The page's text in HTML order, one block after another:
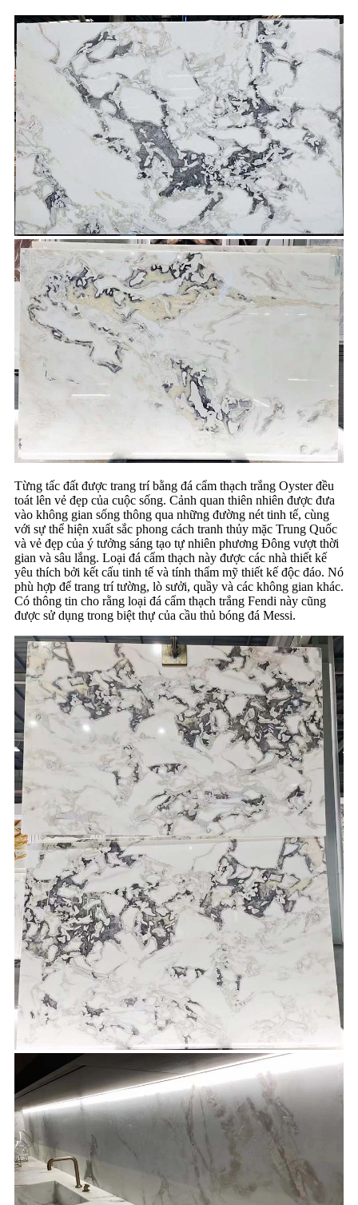
Từng tấc đất được trang trí bằng đá cẩm thạch trắng Oyster đều
toát lên vẻ đẹp của cuộc sống. Cảnh quan thiên nhiên được đưa
vào không gian sống thông qua những đường nét tinh tế, cùng
với sự thể hiện xuất sắc phong cách tranh thủy mặc Trung Quốc
và vẻ đẹp của ý tưởng sáng tạo tự nhiên phương Đông vượt thời
gian và sâu lắng. Loại đá cẩm thạch này được các nhà thiết kế
yêu thích bởi kết cấu tinh tế và tính thẩm mỹ thiết kế độc đáo. Nó
phù hợp để trang trí tường, lò sưởi, quầy và các không gian khác.
Có thông tin cho rằng loại đá cẩm thạch trắng Fendi này cũng
được sử dụng trong biệt thự của cầu thủ bóng đá Messi.